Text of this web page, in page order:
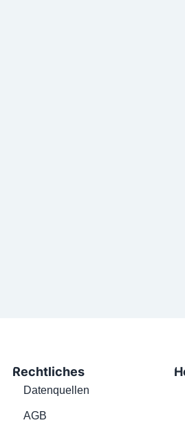
Rechtliches
Datenquellen
AGB